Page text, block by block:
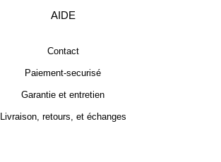
AIDE
Contact
Paiement-securisé
Garantie et entretien
Livraison, retours, et échanges